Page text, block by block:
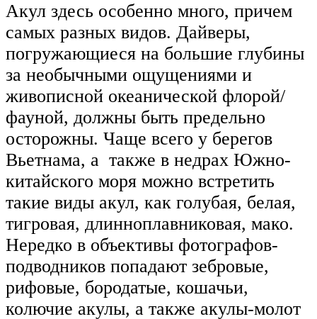
Акул здесь особенно много, причем
самых разных видов. Дайверы,
погружающиеся на большие глубины
за необычными ощущениями и
живописной океанической флорой/
фауной, должны быть предельно
осторожны. Чаще всего у берегов
Вьетнама, а также в недрах Южно-
китайского моря можно встретить
такие виды акул, как голубая, белая,
тигровая, длинноплавниковая, мако.
Нередко в объективы фотографов-
подводников попадают зебровые,
рифовые, бородатые, кошачьи,
колючие акулы, а также акулы-молот